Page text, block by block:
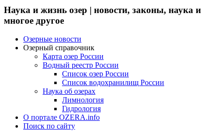
Наука и жизнь озер | новости, законы, наука и
многое другое
Озерные новости
Озерный справочник
Карта озер России
Водный реестр России
Список озер России
Список водохранилищ России
Наука об озерах
Лимнология
Гидрология
О портале OZERA.info
Поиск по сайту